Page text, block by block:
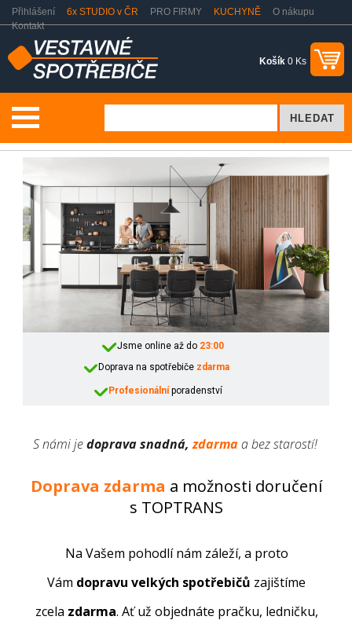
Přihlášení 6x STUDIO v ČR PRO FIRMY KUCHYNĚ
O nákupu
Kontakt
Košík 0 Ks
Jsme online až do 23:00
Doprava na spotřebiče zdarma
Profesionální poradenství
S námi jedopravasnadná,zdarmaa bez starostí!
Doprava zdarma a možnosti doručení
s TOPTRANS
Na Vašem pohodlí nám záleží, a proto
Vám dopravu velkých spotřebičů zajištíme
zcela zdarma. Ať už objednáte pračku, ledničku,